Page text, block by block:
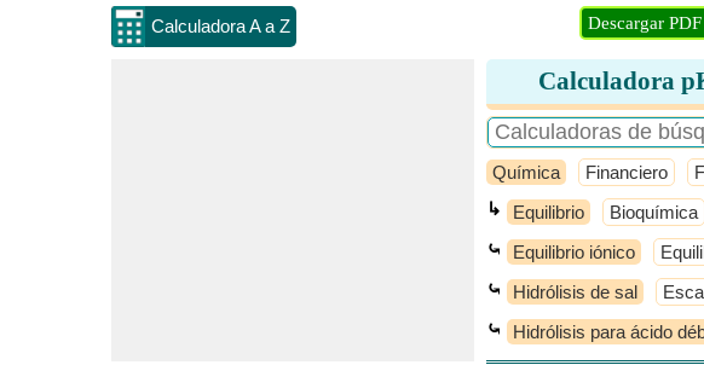
Calculadora A a Z Descargar PDF
Calculadora
Química Financiero
↳ Equilibrio Bioquímica
⤿ Equilibrio iónico
⤿ Hidrólisis de sal
⤿ Hidrólisis para ácido